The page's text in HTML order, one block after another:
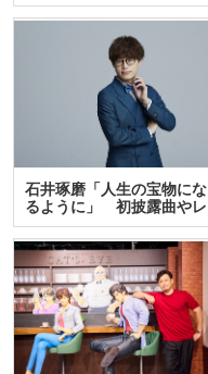
石井琢磨「人生の宝物にな
るように」 初披露曲やレ
ア…